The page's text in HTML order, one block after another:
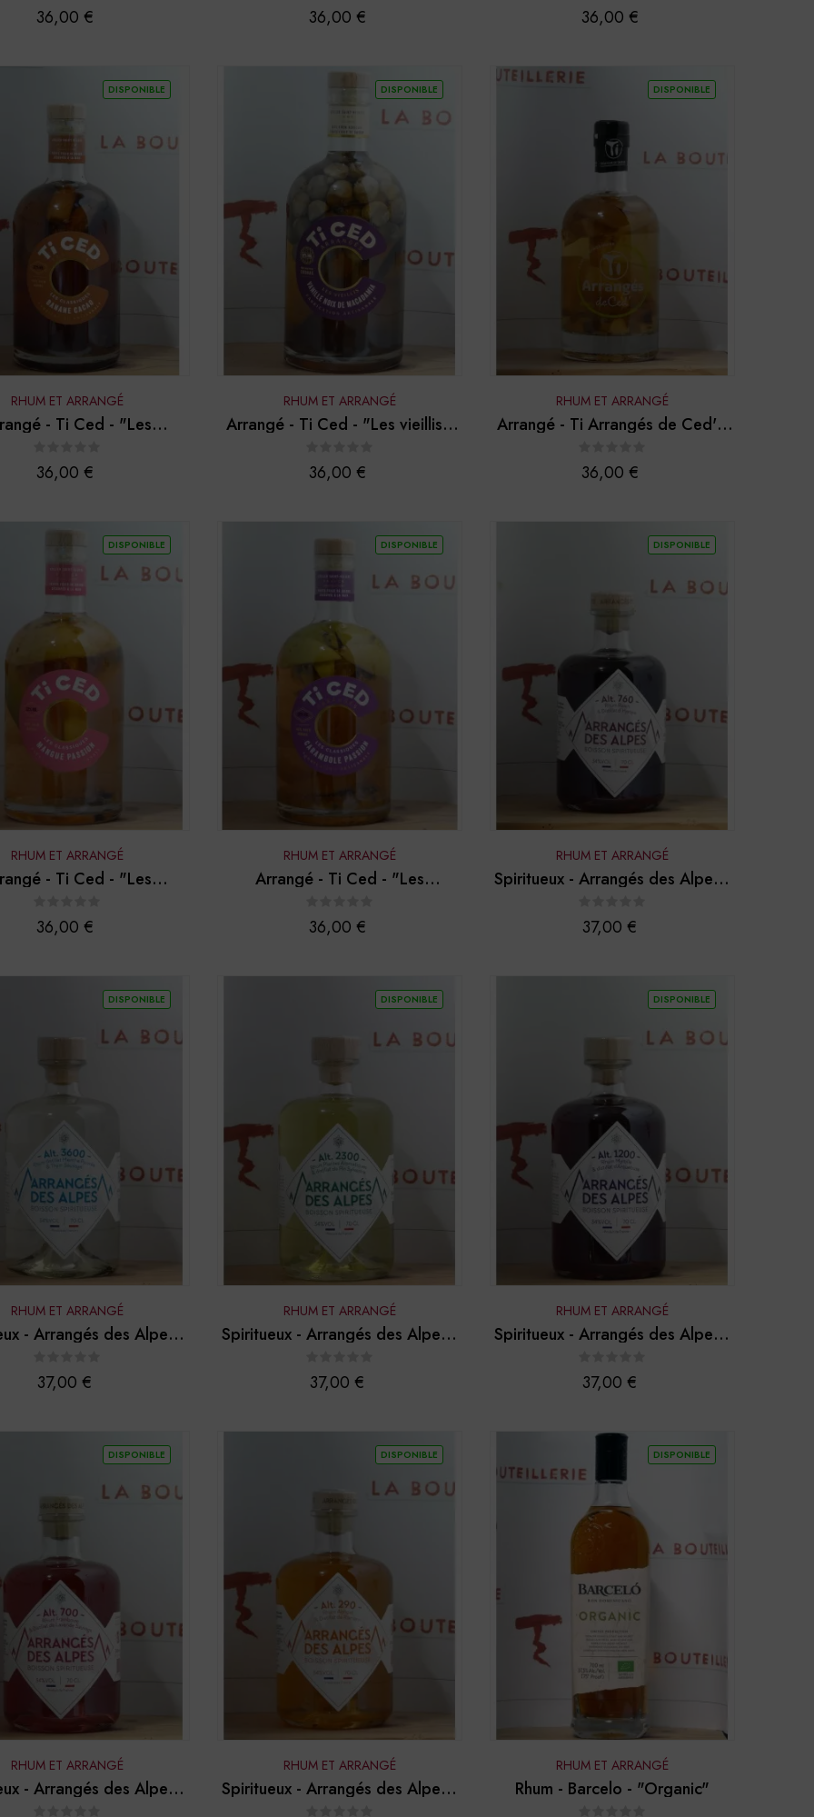
Prix
36,00 € Prix
36,00 € Prix
36,00 €
DISPONIBLE
RHUM ET ARRANGÉ
- Ti Ced - "Les
- Banane Cacao"
Prix
36,00 €
DISPONIBLE
RHUM ET ARRANGÉ
Arrangé - Ti Ced - "Les vieillis -
Prix
36,00 €
DISPONIBLE
RHUM ET ARRANGÉ
Arrangé - Ti Arrangés de Ced' -
Pomme Gingembre
Prix
36,00 €
DISPONIBLE
RHUM ET ARRANGÉ
- Ti Ced - "Les
Prix
36,00 €
DISPONIBLE
RHUM ET ARRANGÉ
Arrangé - Ti Ced - "Les
Prix
36,00 €
DISPONIBLE
RHUM ET ARRANGÉ
Spiritueux - Arrangés des Alpes -
Prix
37,00 €
DISPONIBLE
RHUM ET ARRANGÉ
- Arrangés des Alpes -
"Alt. 3600"
Prix
37,00 €
DISPONIBLE
RHUM ET ARRANGÉ
Spiritueux - Arrangés des Alpes -
"Alt. 2300"
Prix
37,00 €
DISPONIBLE
RHUM ET ARRANGÉ
Spiritueux - Arrangés des Alpes -
"Alt. 1200"
Prix
37,00 €
DISPONIBLE
RHUM ET ARRANGÉ
- Arrangés des Alpes -
DISPONIBLE
RHUM ET ARRANGÉ
Spiritueux - Arrangés des Alpes -
DISPONIBLE
RHUM ET ARRANGÉ
Rhum - Barcelo - "Organic"